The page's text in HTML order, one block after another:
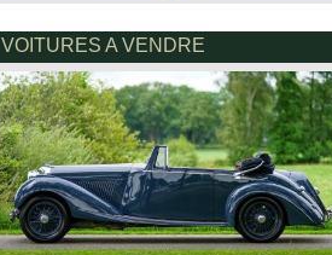
VOITURES A VENDRE